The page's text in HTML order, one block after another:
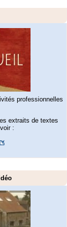
professionnelles
extraits de textes
: